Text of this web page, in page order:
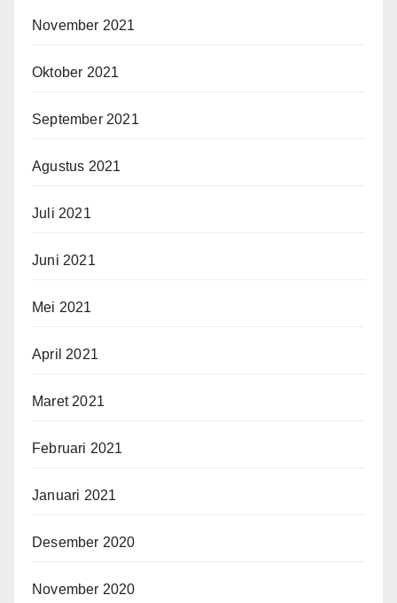
November 2021
Oktober 2021
September 2021
Agustus 2021
Juli 2021
Juni 2021
Mei 2021
April 2021
Maret 2021
Februari 2021
Januari 2021
Desember 2020
November 2020